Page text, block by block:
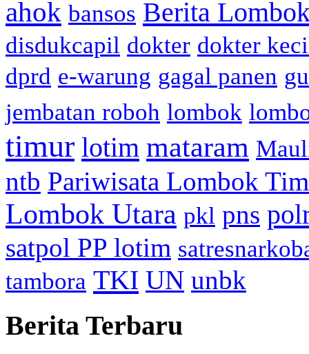
ahok bansos Berita
disdukcapil dokter dokter
dprd e-warung gagal panen
jembatan roboh lombok
timur lotim mataram
ntb Pariwisata Lombok
Lombok Utara pkl pns
satpol PP lotim
tambora TKI UN unbk
Berita Terbaru